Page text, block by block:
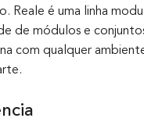
Reale é uma linha
de módulos e
com qualquer